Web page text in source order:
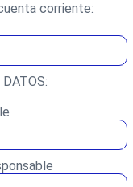
corriente:
DATOS: